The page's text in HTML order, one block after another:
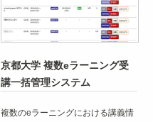
京都大学 複数eラーニング受
講一括管理システム
複数のeラーニングにおける講義情